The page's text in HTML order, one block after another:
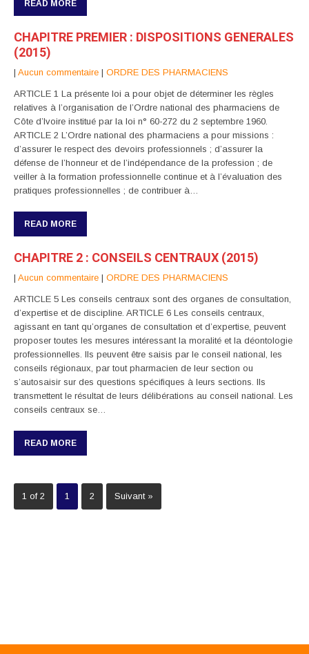
READ MORE
CHAPITRE PREMIER : DISPOSITIONS GENERALES
(2015)
| Aucun commentaire | ORDRE DES PHARMACIENS
ARTICLE 1 La présente loi a pour objet de déterminer les règles
relatives à l’organisation de l’Ordre national des pharmaciens de
Côte d’Ivoire institué par la loi n° 60-272 du 2 septembre 1960.
ARTICLE 2 L’Ordre national des pharmaciens a pour missions :
d’assurer le respect des devoirs professionnels ; d’assurer la
défense de l’honneur et de l’indépendance de la profession ; de
veiller à la formation professionnelle continue et à l’évaluation des
pratiques professionnelles ; de contribuer à…
READ MORE
CHAPITRE 2 : CONSEILS CENTRAUX (2015)
| Aucun commentaire | ORDRE DES PHARMACIENS
ARTICLE 5 Les conseils centraux sont des organes de consultation,
d’expertise et de discipline. ARTICLE 6 Les conseils centraux,
agissant en tant qu’organes de consultation et d’expertise, peuvent
proposer toutes les mesures intéressant la moralité et la déontologie
professionnelles. Ils peuvent être saisis par le conseil national, les
conseils régionaux, par tout pharmacien de leur section ou
s’autosaisir sur des questions spécifiques à leurs sections. Ils
transmettent le résultat de leurs délibérations au conseil national. Les
conseils centraux se…
READ MORE
1 of 2 1 2 Suivant »